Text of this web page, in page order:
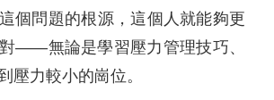
個問題的根源，這個人就能夠更
——無論是學習壓力管理技巧、
壓力較小的崗位。